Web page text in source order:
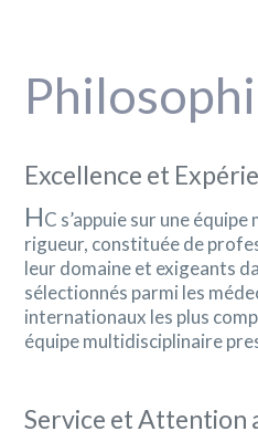
Excellence et
HC s’appuie sur une
rigueur, constituée de
leur domaine et exigeants
sélectionnés parmi les
internationaux les plus
équipe multidisciplinaire
Service et Attention